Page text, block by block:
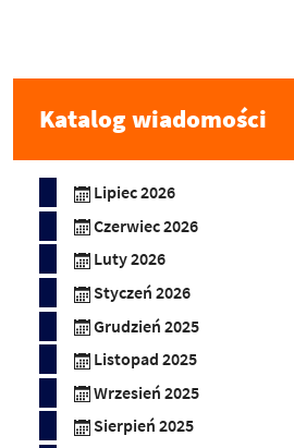
Katalog wiadomości
Lipiec 2026
Czerwiec 2026
Luty 2026
Styczeń 2026
Grudzień 2025
Listopad 2025
Wrzesień 2025
Sierpień 2025